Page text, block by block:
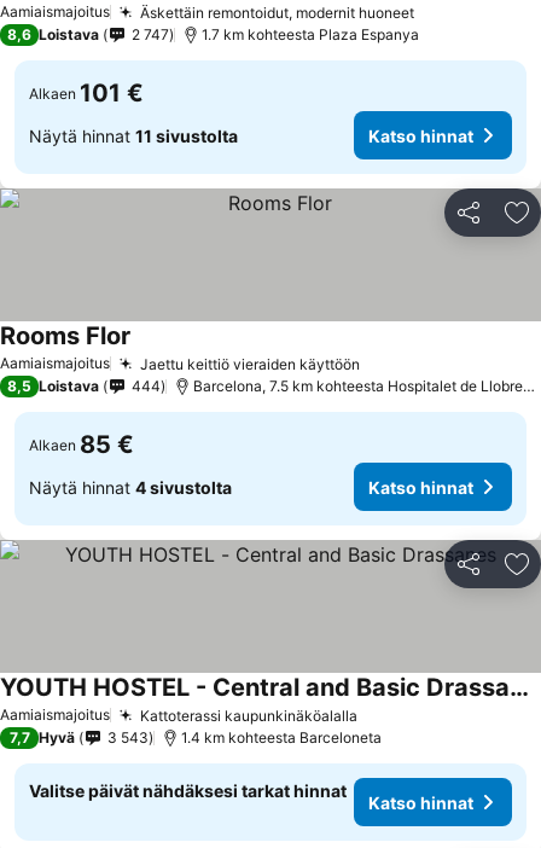
Aamiaismajoitus Äskettäin remontoidut, modernit huoneetKatso hinnat
8,6 Loistava 2 747 1.7 km kohteesta Plaza Espanya
Alkaen 101 €
Näytä hinnat 11 sivustolta Katso hinnat
Jaa
Aamiaismajoitus Jaettu keittiö vieraiden käyttöön
Rooms Flor
8,5 Loistava 444 Barcelona, 7.5 km kohteesta Hospitalet de
Alkaen 85 €
Näytä hinnat 4 sivustolta Katso hinnat
Jaa
Aamiaismajoitus Kattoterassi kaupunkinäköalalla
YOUTH HOSTEL - Central and Basic Drassanes
Katso hinnat
7,7 Hyvä 3 543 1.4 km kohteesta Barceloneta
Valitse päivät nähdäksesi tarkat hinnat
Katso hinnat